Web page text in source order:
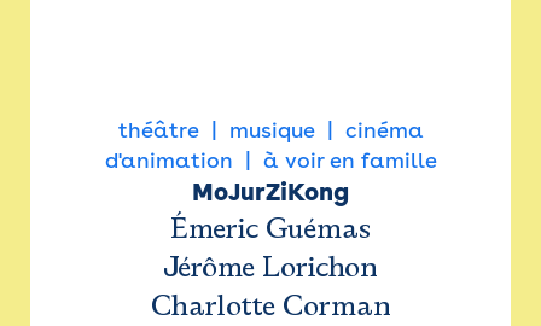
théâtre musique
cinéma
d'animation
à voir en famille
MoJurZiKong
Émeric Guémas
Jérôme Lorichon
Charlotte Corman